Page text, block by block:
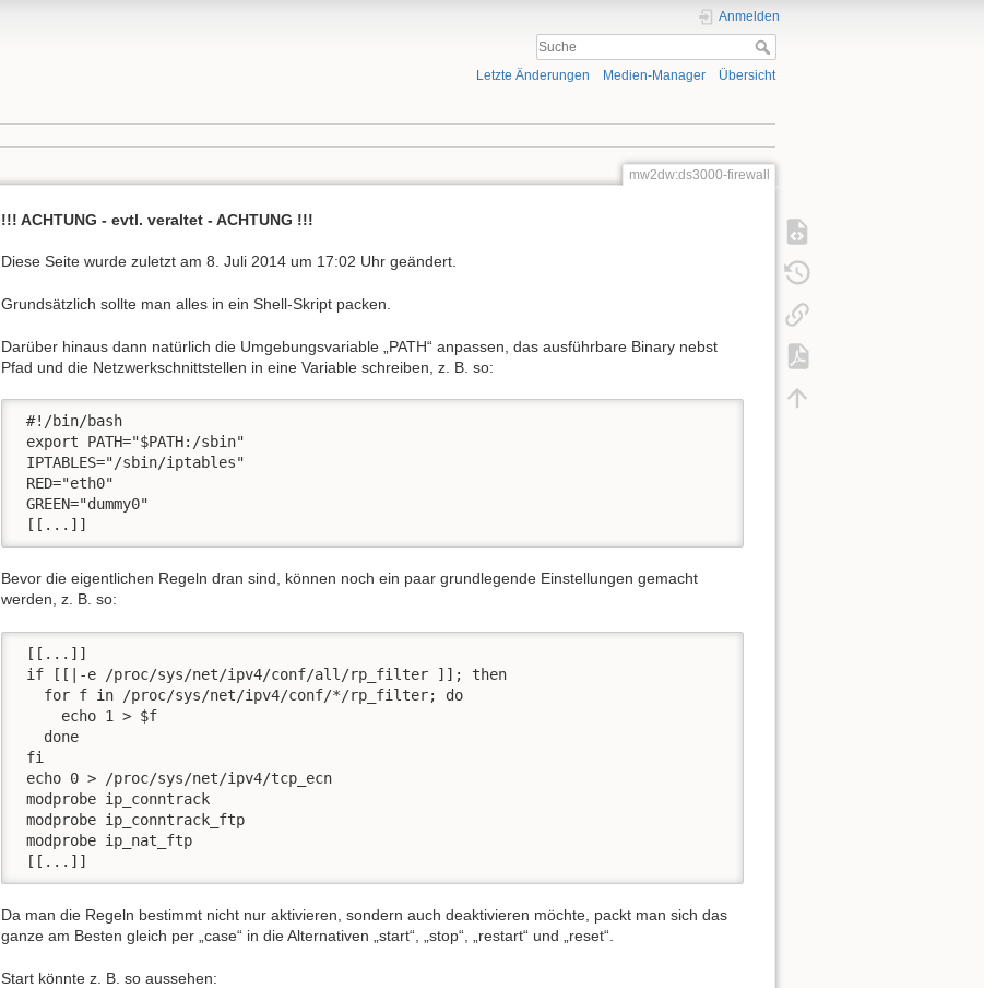
Anmelden
Letzte Änderungen Medien-Manager Übersicht
mw2dw:ds3000-firewall
!!! ACHTUNG - evtl. veraltet - ACHTUNG !!!
Diese Seite wurde zuletzt am 8. Juli 2014 um 17:02 Uhr geändert.
Grundsätzlich sollte man alles in ein Shell-Skript packen.
Darüber hinaus dann natürlich die Umgebungsvariable „PATH“ anpassen, das ausführbare Binary nebst
Pfad und die Netzwerkschnittstellen in eine Variable schreiben, z. B. so:
#!/bin/bash
export PATH="$PATH:/sbin"
IPTABLES="/sbin/iptables"
RED="eth0"
GREEN="dummy0"
[[...]]
Bevor die eigentlichen Regeln dran sind, können noch ein paar grundlegende Einstellungen gemacht
werden, z. B. so:
[[...]]
if [[|-e /proc/sys/net/ipv4/conf/all/rp_filter ]]; then
   for f in /proc/sys/net/ipv4/conf/*/rp_filter; do
     echo 1 > $f
   done
fi
echo 0 > /proc/sys/net/ipv4/tcp_ecn
modprobe ip_conntrack
modprobe ip_conntrack_ftp
modprobe ip_nat_ftp
[[...]]
Da man die Regeln bestimmt nicht nur aktivieren, sondern auch deaktivieren möchte, packt man sich das
ganze am Besten gleich per „case“ in die Alternativen „start“, „stop“, „restart“ und „reset“.
Start könnte z. B. so aussehen: